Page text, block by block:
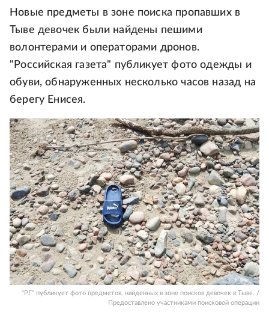
Новые предметы в зоне поиска пропавших в
Тыве девочек были найдены пешими
волонтерами и операторами дронов.
"Российская газета" публикует фото одежды и
обуви, обнаруженных несколько часов назад на
берегу Енисея.
"РГ" публикует фото предметов, найденных в зоне поисков девочек в Тыве. /
Предоставлено участниками поисковой операции